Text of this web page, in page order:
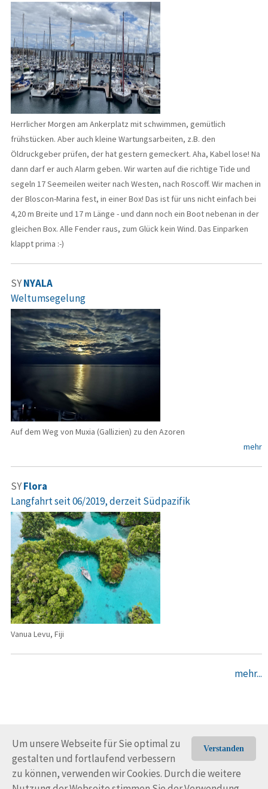
Verstanden
Um unsere Webseite für Sie optimal zu
gestalten und fortlaufend verbessern
zu können, verwenden wir Cookies. Durch die weitere
Herrlicher Morgen am Ankerplatz mit schwimmen, gemütlich
frühstücken. Aber auch kleine Wartungsarbeiten, z.B. den
Öldruckgeber prüfen, der hat gestern gemeckert. Aha, Kabel lose! Na
dann darf er auch Alarm geben. Wir warten auf die richtige Tide und
segeln 17 Seemeilen weiter nach Westen, nach Roscoff. Wir machen in
der Bloscon-Marina fest, in einer Box! Das ist für uns nicht einfach bei
4,20 m Breite und 17 m Länge - und dann noch ein Boot nebenan in der
gleichen Box. Alle Fender raus, zum Glück kein Wind. Das Einparken
klappt prima :-)
SYNYALA
Weltumsegelung
Auf dem Weg von Muxia (Gallizien) zu den Azoren
mehr
SYFlora
Langfahrt seit 06/2019, derzeit Südpazifik
Vanua Levu, Fiji
mehr...
© Trans-Ocean e.V. 2010-2026 Impressum
Nutzungsbedingungen
Rechtliche Hinweise